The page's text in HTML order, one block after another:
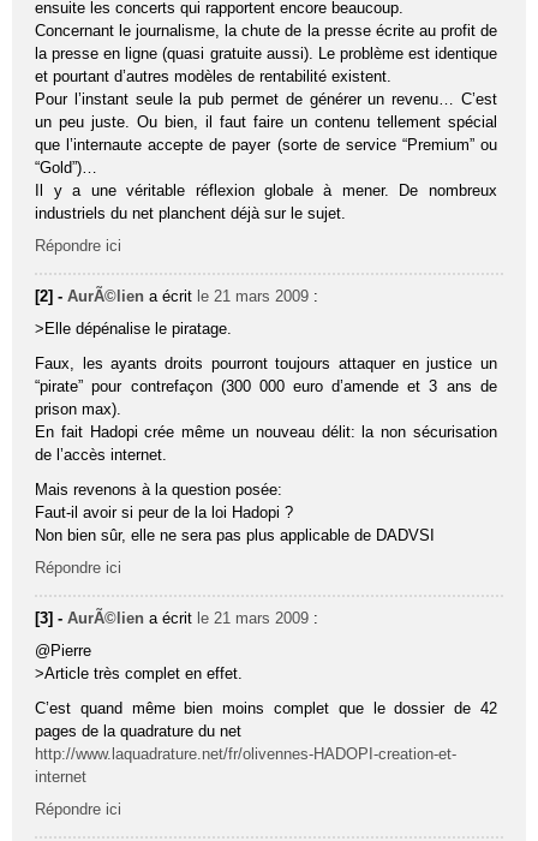
ensuite les concerts qui rapportent encore beaucoup.
Concernant le journalisme, la chute de la presse écrite au profit de
la presse en ligne (quasi gratuite aussi). Le problème est identique
et pourtant d’autres modèles de rentabilité existent.
Pour l’instant seule la pub permet de générer un revenu… C’est
un peu juste. Ou bien, il faut faire un contenu tellement spécial
que l’internaute accepte de payer (sorte de service “Premium” ou
“Gold”)…
Il y a une véritable réflexion globale à mener. De nombreux
industriels du net planchent déjà sur le sujet.
Répondre ici
[2] -AurÃ©lien a écrit le 21 mars 2009 :
>Elle dépénalise le piratage.
Faux, les ayants droits pourront toujours attaquer en justice un
“pirate” pour contrefaçon (300 000 euro d’amende et 3 ans de
prison max).
En fait Hadopi crée même un nouveau délit: la non sécurisation
de l’accès internet.
Mais revenons à la question posée:
Faut-il avoir si peur de la loi Hadopi ?
Non bien sûr, elle ne sera pas plus applicable de DADVSI
Répondre ici
[3] -AurÃ©lien a écrit le 21 mars 2009 :
@Pierre
>Article très complet en effet.
C’est quand même bien moins complet que le dossier de 42
pages de la quadrature du net
http://www.laquadrature.net/fr/olivennes-HADOPI-creation-et-
internet
Répondre ici